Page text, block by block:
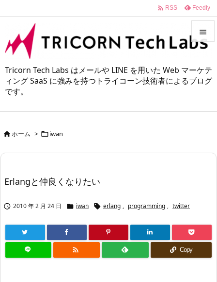
Tricorn Tech Labs はメールや LINE を用いた Web マーケテ
ィング SaaS に強みを持つトライコーン技術者によるブログ
です。



 RSS Feedly
ホーム > iwan
Erlangと仲良くなりたい
 2010 年 2 月 24 日  iwan  erlang , programming , twitter
 Copy